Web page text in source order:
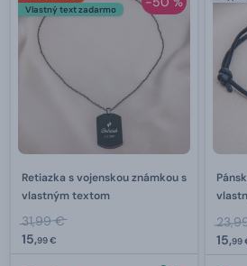
Vlastný text zadarmo
Retiazka s vojenskou známkou s
vlastným textom
31,99 €
15,99 €
15,99